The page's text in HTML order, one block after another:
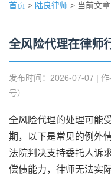
首页 > 陆良律师 > 当前文章
全风险代理在律师
发布时间：2026-07-07 |
号）
全风险代理的处理可能
期，以下是常见的例外
法院判决支持委托人诉
偿债能力，律师无法实